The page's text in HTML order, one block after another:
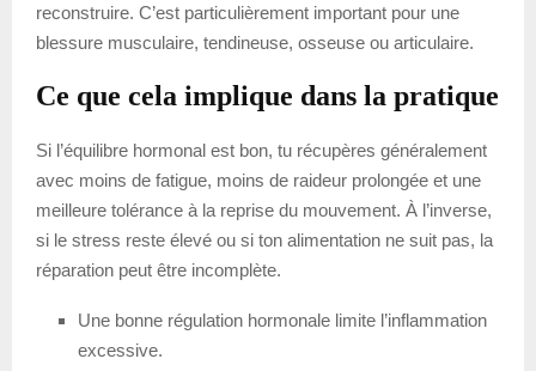
reconstruire. C’est particulièrement important pour une
blessure musculaire, tendineuse, osseuse ou articulaire.
Ce que cela implique dans la pratique
Si l’équilibre hormonal est bon, tu récupères généralement
avec moins de fatigue, moins de raideur prolongée et une
meilleure tolérance à la reprise du mouvement. À l’inverse,
si le stress reste élevé ou si ton alimentation ne suit pas, la
réparation peut être incomplète.
Une bonne régulation hormonale limite l’inflammation
excessive.